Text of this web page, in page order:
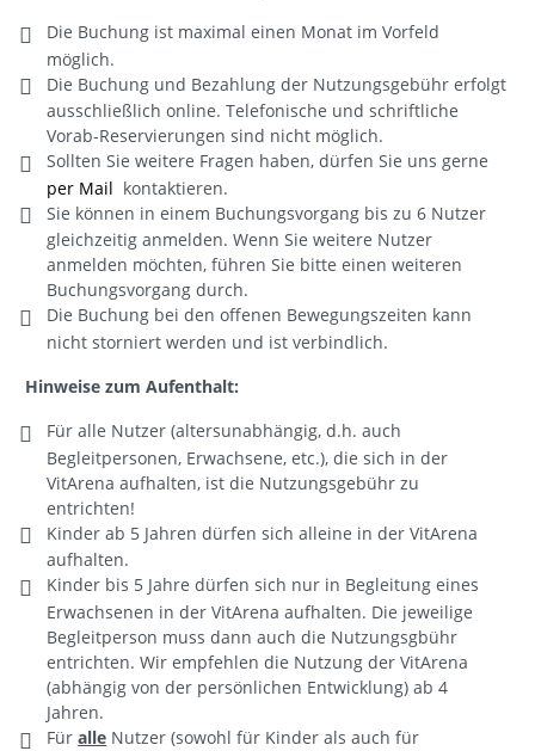
Die Buchung ist maximal einen Monat im Vorfeld
möglich.
Die Buchung und Bezahlung der Nutzungsgebühr erfolgt
ausschließlich online. Telefonische und schriftliche
Vorab-Reservierungen sind nicht möglich.
Sollten Sie weitere Fragen haben, dürfen Sie uns gerne
per Mail kontaktieren.
Sie können in einem Buchungsvorgang bis zu 6 Nutzer
gleichzeitig anmelden. Wenn Sie weitere Nutzer
anmelden möchten, führen Sie bitte einen weiteren
Buchungsvorgang durch.
Die Buchung bei den offenen Bewegungszeiten kann
nicht storniert werden und ist verbindlich.
Hinweise zum Aufenthalt:
Für alle Nutzer (altersunabhängig, d.h. auch
Begleitpersonen, Erwachsene, etc.), die sich in der
VitArena aufhalten, ist die Nutzungsgebühr zu
entrichten!
Kinder ab 5 Jahren dürfen sich alleine in der VitArena
aufhalten.
Kinder bis 5 Jahre dürfen sich nur in Begleitung eines
Erwachsenen in der VitArena aufhalten. Die jeweilige
Begleitperson muss dann auch die Nutzungsgbühr
entrichten. Wir empfehlen die Nutzung der VitArena
(abhängig von der persönlichen Entwicklung) ab 4
Jahren.
Füralle Nutzer (sowohl für Kinder als auch für